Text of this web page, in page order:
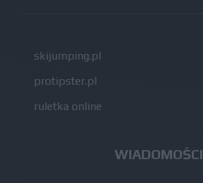
skijumping.pl
protipster.pl
ruletka online
WIADOMOŚCI